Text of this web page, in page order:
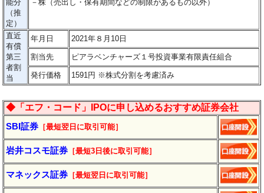
能分
（推
定）
－株（売出し・保有期間などの制限があるもの以外）
直近
有償
第三
者割
当
年月日 2021年８月10日
割当先 ピアラベンチャーズ１号投資事業有限責任組合
発行価格 1591円 ※株式分割を考慮済み
◆「エフ・コード」IPOに申し込めるおすすめ証券会社
SBI証券 ［最短翌日に取引可能］
岩井コスモ証券 ［最短3日後に取引可能］
マネックス証券 ［最短翌日に取引可能］